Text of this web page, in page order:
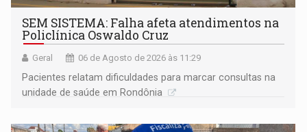
SEM SISTEMA: Falha afeta atendimentos na
Policlínica Oswaldo Cruz
Geral 06 de Agosto de 2026 às 11:29
Pacientes relatam dificuldades para marcar consultas na
unidade de saúde em Rondônia